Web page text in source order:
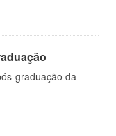
graduação da